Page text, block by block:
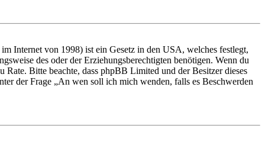
Internet von 1998) ist ein Gesetz in den USA, welches festlegt,
des oder der Erziehungsberechtigten benötigen. Wenn du
Bitte beachte, dass phpBB Limited und der Besitzer dieses
der Frage „An wen soll ich mich wenden, falls es Beschwerden